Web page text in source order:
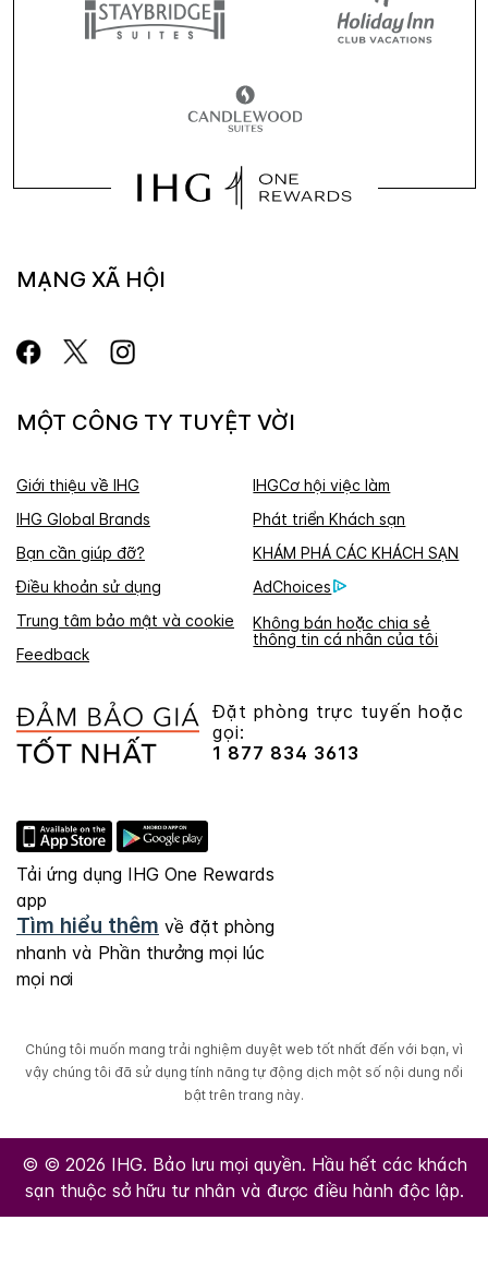
MẠNG XÃ HỘI
MỘT CÔNG TY TUYỆT VỜI
Giới thiệu về IHG
IHGCơ hội việc làm
IHG Global Brands
Phát triển Khách sạn
Bạn cần giúp đỡ?
KHÁM PHÁ CÁC KHÁCH SẠN
Điều khoản sử dụng
AdChoices
Trung tâm bảo mật và cookie
Không bán hoặc chia sẻ
thông tin cá nhân của tôi
Feedback
Đặt phòng trực tuyến hoặc
gọi:
1 877 834 3613
Tải ứng dụng IHG One Rewards
app
Tìm hiểu thêm về đặt phòng
nhanh và Phần thưởng mọi lúc
mọi nơi
Chúng tôi muốn mang trải nghiệm duyệt web tốt nhất đến với bạn, vì
vậy chúng tôi đã sử dụng tính năng tự động dịch một số nội dung nổi
bật trên trang này.
© © 2026 IHG. Bảo lưu mọi quyền. Hầu hết các khách
sạn thuộc sở hữu tư nhân và được điều hành độc lập.